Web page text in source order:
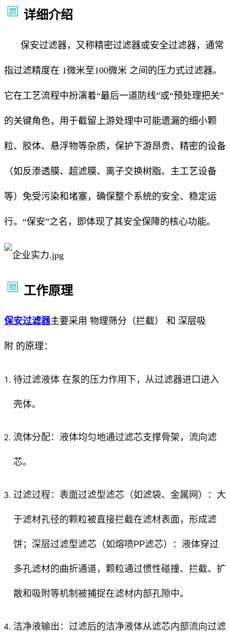
详细介绍
保安过滤器，又称精密过滤器或安全过滤器，通常
指过滤精度在 1微米至100微米 之间的压力式过滤器。
它在工艺流程中扮演着“最后一道防线”或“预处理把关”
的关键角色，用于截留上游处理中可能遗漏的细小颗
粒、胶体、悬浮物等杂质，保护下游昂贵、精密的设备
（如反渗透膜、超滤膜、离子交换树脂、主工艺设备
等）免受污染和堵塞，确保整个系统的安全、稳定运
行。“保安”之名，即体现了其安全保障的核心功能。
工作原理
保安过滤器主要采用 物理筛分（拦截） 和 深层吸
附 的原理：
待过滤液体 在泵的压力作用下，从过滤器进口进入
壳体。
流体分配：液体均匀地通过滤芯支撑骨架，流向滤
芯。
过滤过程：表面过滤型滤芯（如滤袋、金属网）：大
于滤材孔径的颗粒被直接拦截在滤材表面，形成滤
饼；深层过滤型滤芯（如熔喷PP滤芯）：液体穿过
多孔滤材的曲折通道，颗粒通过惯性碰撞、拦截、扩
散和吸附等机制被捕捉在滤材内部孔隙中。
洁净液输出：过滤后的洁净液体从滤芯内部流向过滤